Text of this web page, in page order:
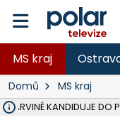
MS kraj
Domů MS kraj
V KARVINÉ KANDIDUJE DO